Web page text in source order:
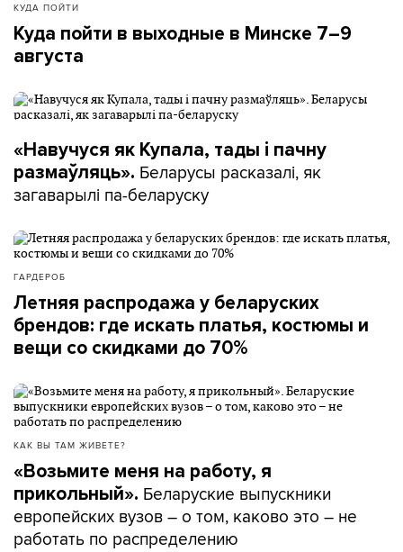
КУДА ПОЙТИ
Куда пойти в выходные в Минске 7–9
августа
«Навучуся як Купала, тады і пачну
размаўляць». Беларусы расказалі, як
загаварылі па-беларуску
ГАРДЕРОБ
Летняя распродажа у беларуских
брендов: где искать платья, костюмы и
вещи со скидками до 70%
КАК ВЫ ТАМ ЖИВЕТЕ?
«Возьмите меня на работу, я
прикольный». Беларуские выпускники
европейских вузов – о том, каково это – не
работать по распределению